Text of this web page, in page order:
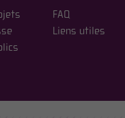
FAQ
Liens utiles